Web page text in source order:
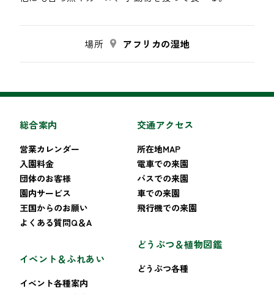
場所 アフリカの湿地
総合案内
営業カレンダー
入園料金
団体のお客様
園内サービス
王国からのお願い
よくある質問Q＆A
イベント＆ふれあい
イベント各種案内
交通アクセス
所在地MAP
電車での来園
バスでの来園
車での来園
飛行機での来園
どうぶつ＆植物図鑑
どうぶつ各種